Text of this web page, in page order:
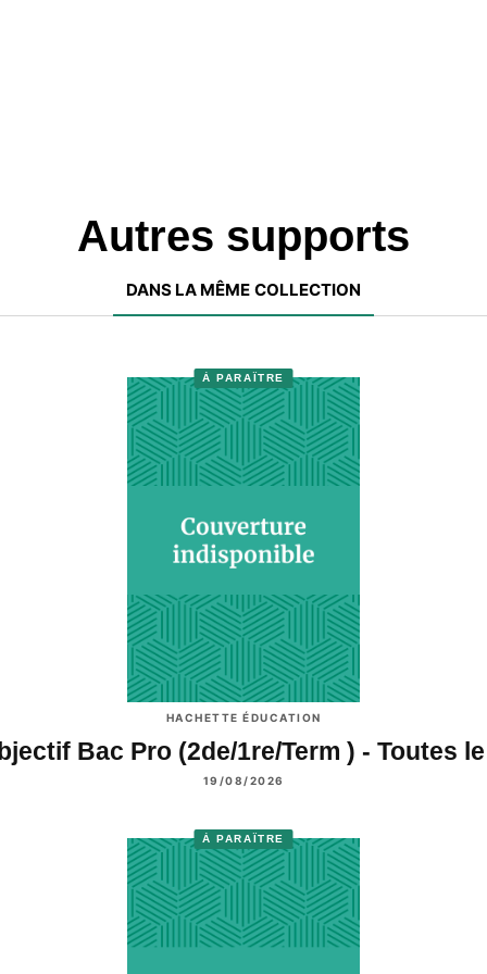
Autres supports
DANS LA MÊME COLLECTION
À PARAÎTRE
HACHETTE ÉDUCATION
Bac Pro (2de/1re/Term ) - Toutes
19/08/2026
À PARAÎTRE